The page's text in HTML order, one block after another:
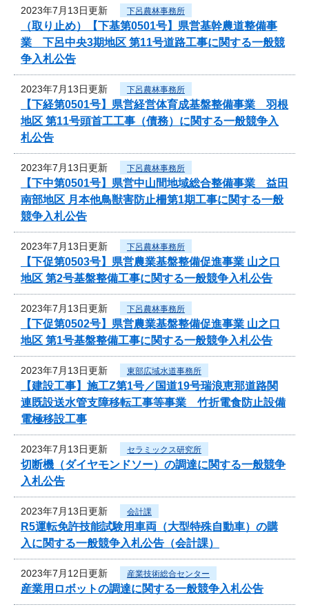
2023年7月13日更新 下呂農林事務所
（取り止め）【下基第0501号】県営基幹農道整備事
業 下呂中央3期地区 第11号道路工事に関する一般競
争入札公告
2023年7月13日更新 下呂農林事務所
【下経第0501号】県営経営体育成基盤整備事業 羽根
地区 第11号頭首工工事（債務）に関する一般競争入
札公告
2023年7月13日更新 下呂農林事務所
【下中第0501号】県営中山間地域総合整備事業 益田
南部地区 月本他鳥獣害防止柵第1期工事に関する一般
競争入札公告
2023年7月13日更新 下呂農林事務所
【下促第0503号】県営農業基盤整備促進事業 山之口
地区 第2号基盤整備工事に関する一般競争入札公告
2023年7月13日更新 下呂農林事務所
【下促第0502号】県営農業基盤整備促進事業 山之口
地区 第1号基盤整備工事に関する一般競争入札公告
2023年7月13日更新 東部広域水道事務所
【建設工事】施工Z第1号／国道19号瑞浪恵那道路関
連既設送水管支障移転工事等事業 竹折電食防止設備
電極移設工事
2023年7月13日更新 セラミックス研究所
切断機（ダイヤモンドソー）の調達に関する一般競争
入札公告
2023年7月13日更新 会計課
R5運転免許技能試験用車両（大型特殊自動車）の購
入に関する一般競争入札公告（会計課）
2023年7月12日更新 産業技術総合センター
産業用ロボットの調達に関する一般競争入札公告